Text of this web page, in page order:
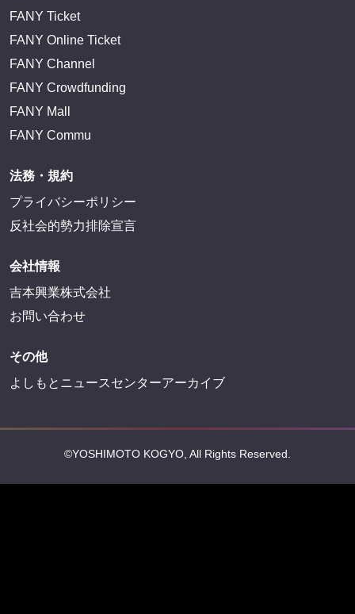
FANY Ticket
FANY Online Ticket
FANY Channel
FANY Crowdfunding
FANY Mall
FANY Commu
法務・規約
プライバシーポリシー
反社会的勢力排除宣言
会社情報
吉本興業株式会社
お問い合わせ
その他
よしもとニュースセンターアーカイブ
©YOSHIMOTO KOGYO, All Rights Reserved.